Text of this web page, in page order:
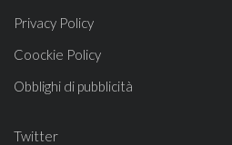
Privacy Policy
Coockie Policy
Obblighi di pubblicità
Twitter